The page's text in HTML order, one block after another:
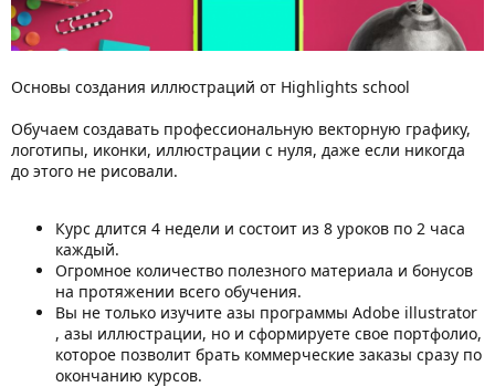
Основы создания иллюстраций от Highlights school
Обучаем создавать профессиональную векторную графику,
логотипы, иконки, иллюстрации с нуля, даже если никогда
до этого не рисовали.
Курс длится 4 недели и состоит из 8 уроков по 2 часа
каждый.
Огромное количество полезного материала и бонусов
на протяжении всего обучения.
Вы не только изучите азы программы Adobe illustrator
, азы иллюстрации, но и сформируете свое портфолио,
которое позволит брать коммерческие заказы сразу по
окончанию курсов.